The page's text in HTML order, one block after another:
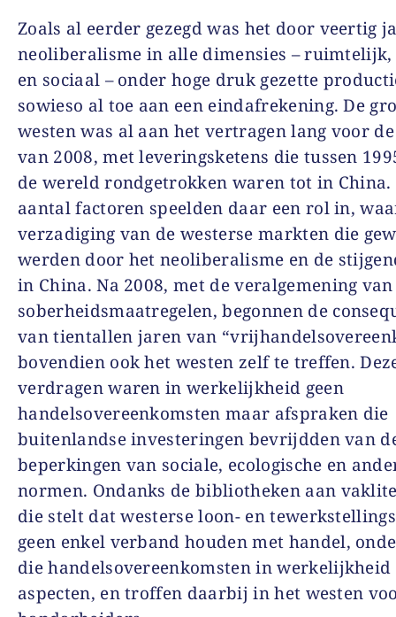
Zoals al eerder gezegd was het door veertig
neoliberalisme in alle dimensies –
en sociaal – onder hoge druk gezette
sowieso al toe aan een eindafrekening. De
westen was al aan het vertragen lang voor
van 2008, met leveringsketens die tussen
de wereld rondgetrokken waren tot in China.
aantal factoren speelden daar een rol in,
verzadiging van de westerse markten die
werden door het neoliberalisme en de
in China. Na 2008, met de veralgemening van
soberheidsmaatregelen, begonnen de
van tientallen jaren van
bovendien ook het westen zelf te treffen.
verdragen waren in werkelijkheid geen
handelsovereenkomsten maar afspraken die
buitenlandse investeringen bevrijdden van
beperkingen van sociale, ecologische en
normen. Ondanks de bibliotheken aan
die stelt dat westerse loon- en
geen enkel verband houden met handel,
die handelsovereenkomsten in werkelijkheid
aspecten, en troffen daarbij in het westen